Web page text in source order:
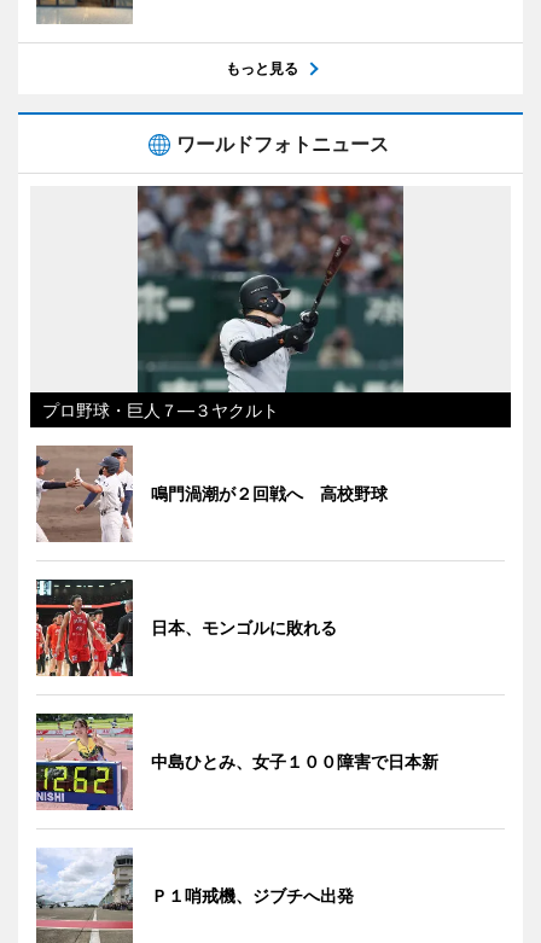
もっと見る
ワールドフォトニュース
プロ野球・巨人７―３ヤクルト
鳴門渦潮が２回戦へ 高校野球
日本、モンゴルに敗れる
中島ひとみ、女子１００障害で日本新
Ｐ１哨戒機、ジブチへ出発